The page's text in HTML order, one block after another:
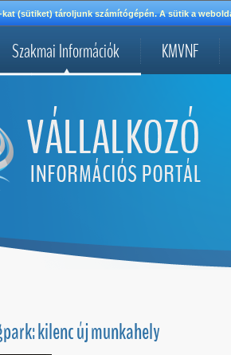
(sütiket) tároljunk számítógépén. A sütik a
Szakmai Információk KMVNF
kilenc új munkahely